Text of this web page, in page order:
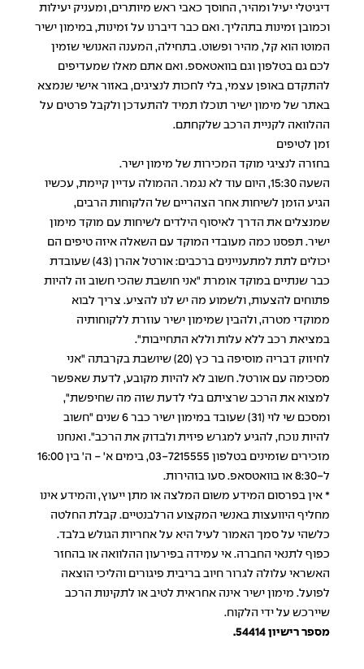
דיגיטלי יעיל ומהיר, החוסך כאבי ראש מיותרים, ומעניק יעילות
וכמובן זמינות בתהליך. ואם כבר דיברנו על זמינות, במימון ישיר
המוטו הוא קל, מהיר ופשוט. בתחילה, המענה האנושי שזמין
לכם גם בטלפון וגם בוואטאספ. ואם אתם מאלו שמעדיפים
להתקדם באופן עצמי, בלי לחכות לנציגים, באזור אישי שנמצא
באתר של מימון ישיר תוכלו תמיד להתעדכן ולקבל פרטים על
ההלוואה לקניית הרכב שלקחתם.
זמן לטיפים
בחזרה לנציגי מוקד המכירות של מימון ישיר.
השעה 15:30, היום עוד לא נגמר. ההמולה עדיין קיימת, עכשיו
הגיע הזמן לשיחות אחר הצהריים של הלקוחות הרבים,
שמנצלים את הדרך לאיסוף הילדים לשיחות עם מוקד מימון
ישיר. תפסנו כמה מעובדי המוקד עם השאלה איזה טיפים הם
יכולים לתת למתעניינים ברכבים: אורטל אהרן (43) שעובדת
כבר שנתיים במוקד אומרת "אני חושבת שהכי חשוב זה להיות
פתוחים להצעות, ולשמוע מה יש לנו להציע. צריך לבוא
ממוקדי מטרה, ולהבין שמימון ישיר עוזרת ללקוחותיה
במציאת רכב ללא עלות וללא התחייבות".
לחיזוק דבריה מוסיפה בר כץ (20) שיושבת בקרבתה "אני
מסכימה עם אורטל. חשוב לא להיות מקובע, לדעת שאפשר
למצוא את הרכב שרציתם בלי לדעת שזה מה שחיפשת",
ומסכם שי לוי (31) שעובד במימון ישיר כבר 6 שנים "חשוב
להיות נוכח, להגיע למגרש פיזית ולבדוק את הרכב". ואנחנו
מזכירים שזמינים בטלפון 03-7215555, בימים א' - ה' בין 16:00
ל-8:30 או
בוואטסאפ. סעו בזהירות.
* אין בפרסום המידע משום המלצה או מתן ייעוץ, והמידע אינו
מחליף היוועצות באנשי המקצוע הרלבנטיים. קבלת החלטה
כלשהי על סמך האמור לעיל היא על אחריות הגולש בלבד.
כפוף לתנאי החברה. אי עמידה בפירעון ההלוואה או בהחזר
האשראי עלולה לגרור חיוב בריבית פיגורים והליכי הוצאה
לפועל. מימון ישיר אינה אחראית לטיב או לתקינות הרכב
שיירכש על ידי הלקוח.
מספר רישיון 54414.